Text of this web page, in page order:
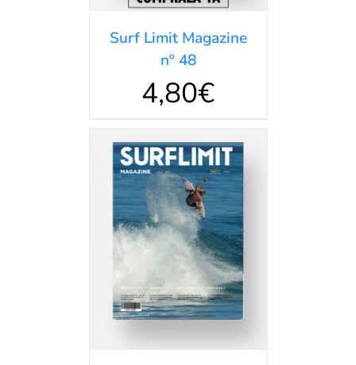
Surf Limit Magazine
nº 48
4,80€
AÑADIR AL
CARRITO
/
DETALLES